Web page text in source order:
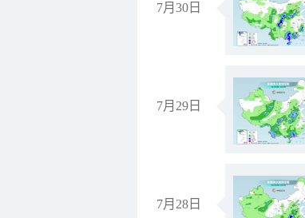
7月30日
7月29日
7月28日